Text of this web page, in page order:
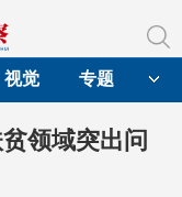
视觉 专题
领域突出问